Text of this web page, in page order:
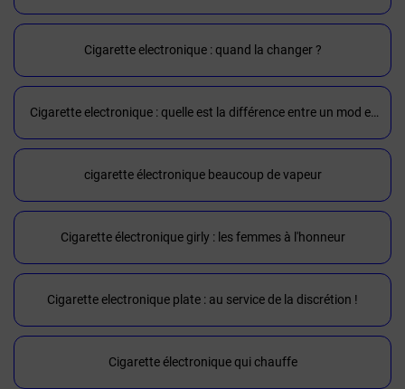
Cigarette electronique : quand la changer ?
Cigarette electronique : quelle est la différence entre un mod et
une box ?
cigarette électronique beaucoup de vapeur
Cigarette électronique girly : les femmes à l'honneur
Cigarette electronique plate : au service de la discrétion !
Cigarette électronique qui chauffe